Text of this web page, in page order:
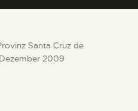
Santa Cruz de
2009